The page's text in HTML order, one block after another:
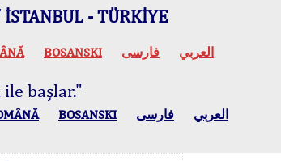
- TÜRKİYE
BOSANSKI العربي فارسی
başlar."
BOSANSKI العربي فارسی